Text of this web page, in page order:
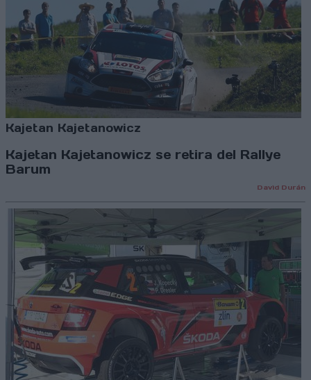
Kajetan Kajetanowicz
Kajetan Kajetanowicz se retira del Rallye
Barum
David Durán